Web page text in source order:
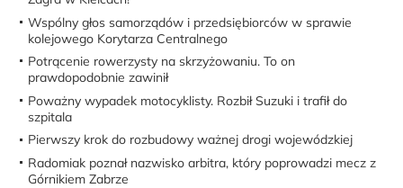
Wspólny głos samorządów i przedsiębiorców w sprawie
kolejowego Korytarza Centralnego
Potrącenie rowerzysty na skrzyżowaniu. To on
prawdopodobnie zawinił
Poważny wypadek motocyklisty. Rozbił Suzuki i trafił do
szpitala
Pierwszy krok do rozbudowy ważnej drogi wojewódzkiej
Radomiak poznał nazwisko arbitra, który poprowadzi mecz z
Górnikiem Zabrze